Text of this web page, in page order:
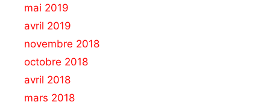
mai 2019
avril 2019
novembre 2018
octobre 2018
avril 2018
mars 2018